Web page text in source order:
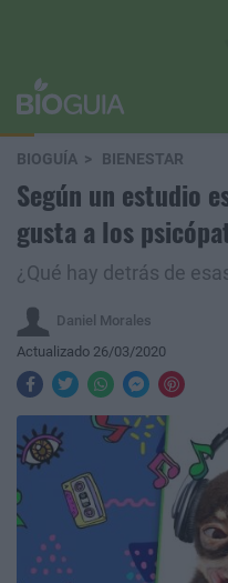
BIOGUÍA BIENESTAR
Según un estudio
gusta a los
¿Qué hay detrás de
Daniel Morales
Actualizado 26/03/2020